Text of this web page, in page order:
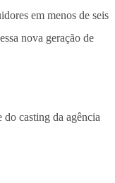
em menos de seis
nova geração de